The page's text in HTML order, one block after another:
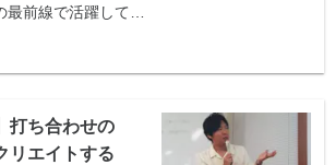
最前線で活躍して…
打ち合わせの
リエイトする